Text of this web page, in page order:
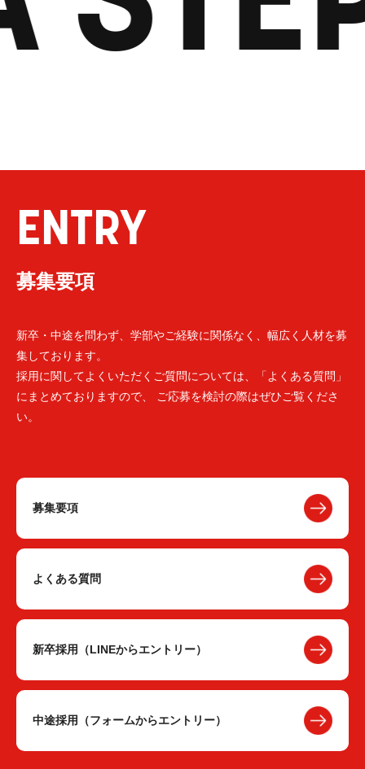
ENTRY
募集要項
新卒・中途を問わず、学部やご経験に関係なく、幅広く人材を募
集しております。
採用に関してよくいただくご質問については、「よくある質問」
にまとめておりますので、 ご応募を検討の際はぜひご覧くださ
い。
募集要項
よくある質問
新卒採用（LINEからエントリー）
中途採用（フォームからエントリー）